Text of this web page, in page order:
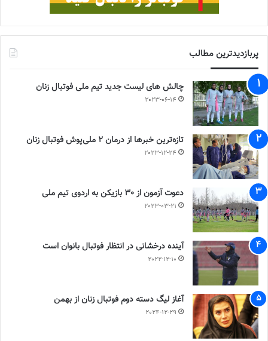
پربازدیدترین مطالب
چالش هاى ليست جدید تيم ملى فوتبال زنان
2023-06-14
تازه‌ترین خبرها از درمان ۲ ملی‌پوش فوتبال زنان
2023-12-24
دعوت آزمون از 30 بازیکن به اردوی تیم ملی
2023-03-21
آینده درخشانی در انتظار فوتبال بانوان است
2022-12-10
آغاز لیگ دسته دوم فوتبال زنان از بهمن
2024-12-29